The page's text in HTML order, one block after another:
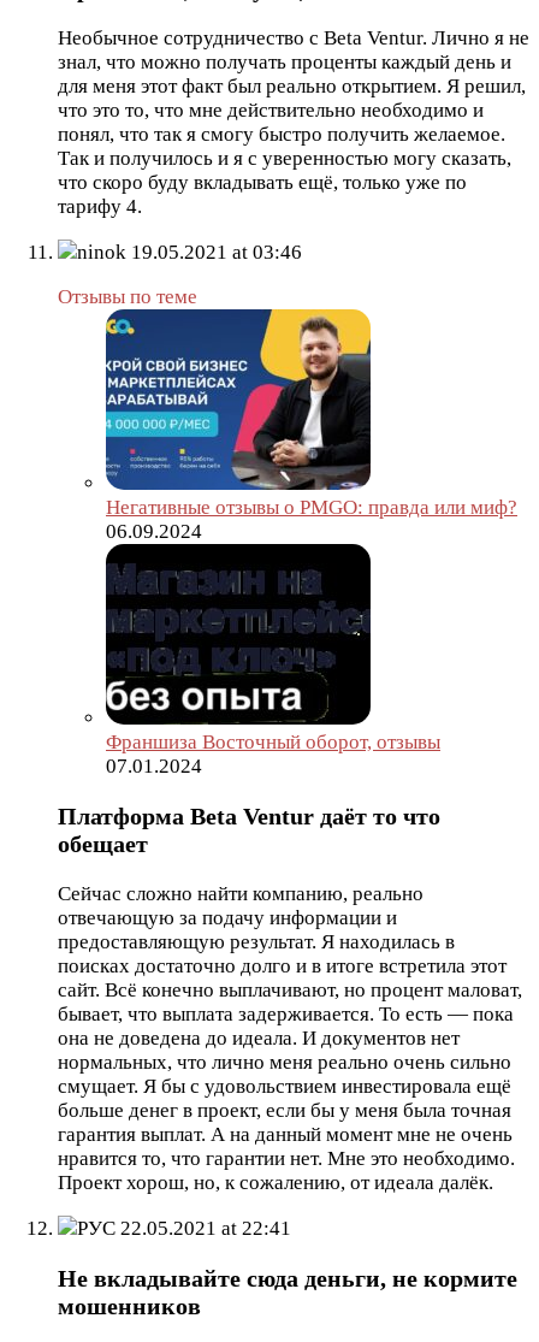
Необычное сотрудничество с Beta Ventur. Лично я не
знал, что можно получать проценты каждый день и
для меня этот факт был реально открытием. Я решил,
что это то, что мне действительно необходимо и
понял, что так я смогу быстро получить желаемое.
Так и получилось и я с уверенностью могу сказать,
что скоро буду вкладывать ещё, только уже по
тарифу 4.
ninok 19.05.2021 at 03:46
Отзывы по теме
Негативные отзывы о PMGO: правда или миф?
06.09.2024
Франшиза Восточный оборот, отзывы
07.01.2024
Платформа Beta Ventur даёт то что
обещает
Сейчас сложно найти компанию, реально
отвечающую за подачу информации и
предоставляющую результат. Я находилась в
поисках достаточно долго и в итоге встретила этот
сайт. Всё конечно выплачивают, но процент маловат,
бывает, что выплата задерживается. То есть — пока
она не доведена до идеала. И документов нет
нормальных, что лично меня реально очень сильно
смущает. Я бы с удовольствием инвестировала ещё
больше денег в проект, если бы у меня была точная
гарантия выплат. А на данный момент мне не очень
нравится то, что гарантии нет. Мне это необходимо.
Проект хорош, но, к сожалению, от идеала далёк.
РУС 22.05.2021 at 22:41
Не вкладывайте сюда деньги, не кормите
мошенников